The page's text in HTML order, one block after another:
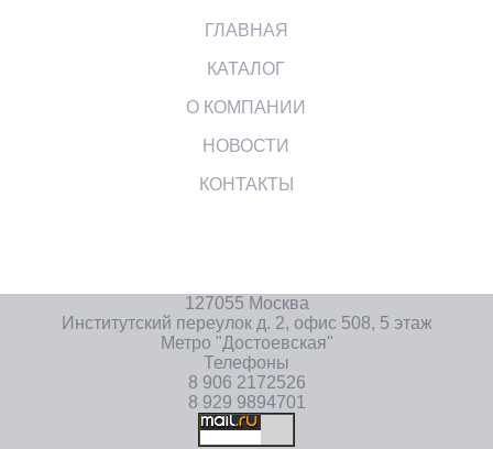
ГЛАВНАЯ
КАТАЛОГ
О КОМПАНИИ
НОВОСТИ
КОНТАКТЫ
127055 Москва
Институтский переулок д. 2, офис 508, 5 этаж
Метро "Достоевская"
Телефоны
8 906 2172526
8 929 9894701